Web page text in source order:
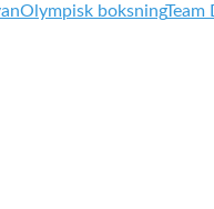
Olympisk boksningTeam